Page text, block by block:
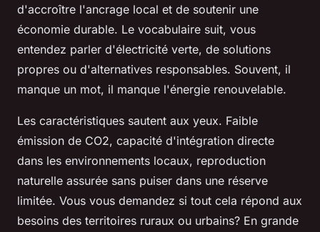
d'accroître l'ancrage local et de soutenir une
économie durable. Le vocabulaire suit, vous
entendez parler d'électricité verte, de solutions
propres ou d'alternatives responsables. Souvent, il
manque un mot, il manque l'énergie renouvelable.
Les caractéristiques sautent aux yeux. Faible
émission de CO2, capacité d'intégration directe
dans les environnements locaux, reproduction
naturelle assurée sans puiser dans une réserve
limitée. Vous vous demandez si tout cela répond aux
besoins des territoires ruraux ou urbains? En grande